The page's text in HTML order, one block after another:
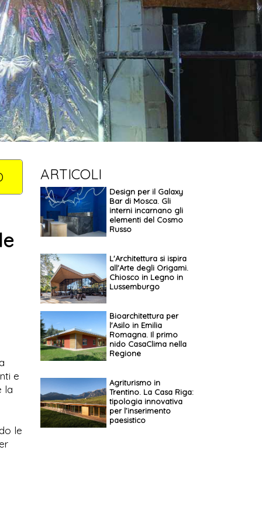
e
la
le
ARTICOLI
Design per il Galaxy
Bar di Mosca. Gli
interni incarnano gli
elementi del Cosmo
Russo
L'Architettura si ispira
all'Arte degli Origami.
Chiosco in Legno in
Lussemburgo
Bioarchitettura per
l'Asilo in Emilia
Romagna. Il primo
nido CasaClima nella
Regione
Agriturismo in
Trentino. La Casa Riga:
tipologia innovativa
per l’inserimento
paesistico